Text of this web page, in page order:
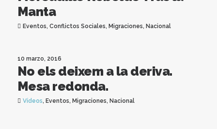
Manta
Eventos, Conflictos Sociales, Migraciones, Nacional
10 marzo, 2016
No els deixem a la deriva.
Mesa redonda.
Vídeos, Eventos, Migraciones, Nacional